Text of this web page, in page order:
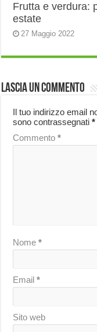
Frutta e verdura:
estate
27 Maggio 2022
Lascia un commento
Il tuo indirizzo email
sono contrassegnati*
Commento*
Nome*
Email*
Sito web